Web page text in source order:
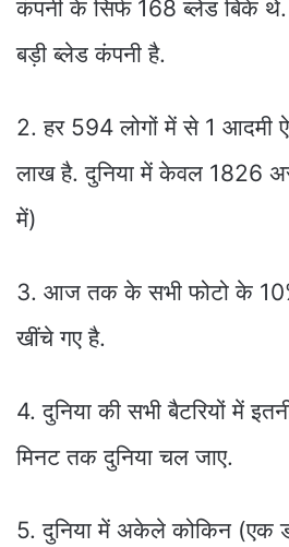
कंपनी के सिर्फ 168 ब्लेड बिके
बड़ी ब्लेड कंपनी है.
2. हर 594 लोगों में से 1 आदमी
लाख है. दुनिया में केवल 1826
में)
3. आज तक के सभी फोटो के
खींचे गए है.
4. दुनिया की सभी बैटरियों में
मिनट तक दुनिया चल जाए.
5. दुनिया में अकेले कोकिन (एक